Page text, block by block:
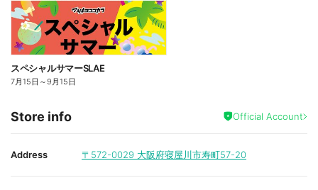
スペシャルサマーSLAE
7月15日 ～9月15日
Store info Official Account
Address 〒572-0029 大阪府寝屋川市寿町57-20